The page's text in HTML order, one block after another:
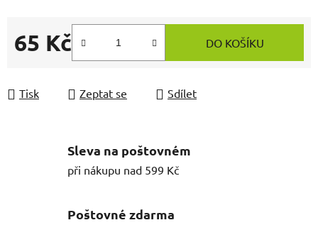
65 Kč
Měrná cena:
DO KOŠÍKU
Tisk Zeptat se Sdílet
Sleva na poštovném
při nákupu nad 599 Kč
Poštovné zdarma